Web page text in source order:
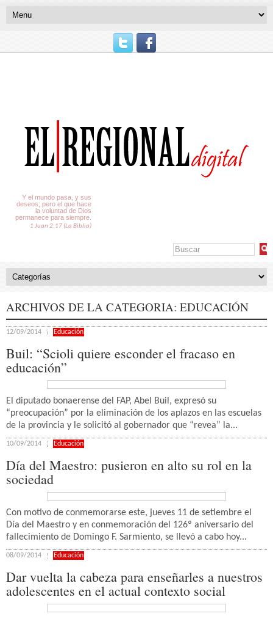
Y el mundo pasa, y sus
deseos; pero el que hace
la voluntad de Dios
permanece para siempre.
1 Juan 2:17 (La Biblia)
ARCHIVOS DE LA CATEGORIA: EDUCACIÓN
12/09/2014 Educación
Buil: “Scioli quiere esconder el fracaso en
educación”
El diputado bonaerense del FAP, Abel Buil, expresó su
“preocupación” por la eliminación de los aplazos en las escuelas
de la provincia y le solicitó al gobernador que “revea” la...
10/09/2014 Educación
Día del Maestro: pusieron en alto su rol en la
sociedad
Con motivo de conmemorarse este, jueves 11 de setiembre el
Día del Maestro y en conmemoración del 126º aniversario del
fallecimiento de Domingo F. Sarmiento, se llevó a cabo hoy...
08/09/2014 Educación
Dar vuelta la cabeza para enseñarles a nuestros
adolescentes en el actual contexto social